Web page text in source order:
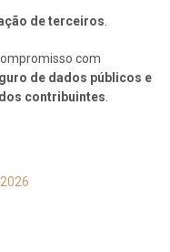
de terceiros
com
de dados públicos e
contribuintes